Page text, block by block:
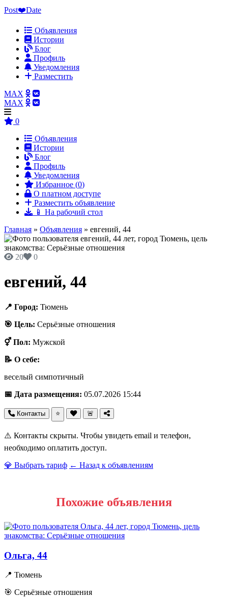
Post❤️Date
Объявления
Истории
Блог
Профиль
Уведомления
Разместить
MAX
MAX
0
Объявления
Истории
Блог
Профиль
Уведомления
Избранное (0)
О платном доступе
Разместить объявление
📱 На рабочий стол
Главная » Объявления » евгений, 44
20 0
евгений, 44
📍 Город: Тюмень
🎯 Цель: Серьёзные отношения
⚥ Пол: Мужской
📝 О себе:
веселый симпотичный
📅 Дата размещения: 05.07.2026 15:44
Контакты ⭐ 🚨
⚠️ Контакты скрыты. Чтобы увидеть email и телефон,
необходимо оплатить доступ.
💎 Выбрать тариф ← Назад к объявлениям
Похожие объявления
Ольга, 44
📍 Тюмень
🎯 Серьёзные отношения